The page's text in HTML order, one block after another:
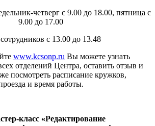
четверг с 9.00 до 18.00, пятница с
9.00 до 17.00
с 13.00 до 13.48
www.kcsonp.ru Вы можете узнать
отделений Центра, оставить отзыв и
посмотреть расписание кружков,
и время работы.
класс «Редактирование